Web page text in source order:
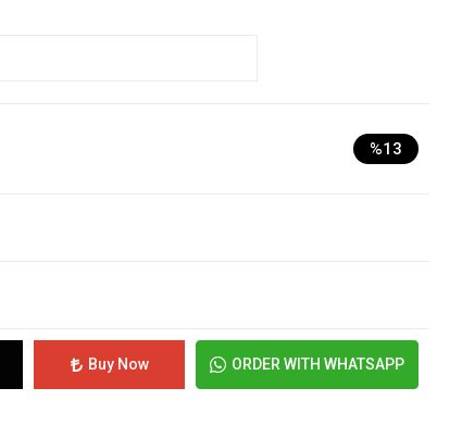
%13
Buy Now ORDER WITH WHATSAPP